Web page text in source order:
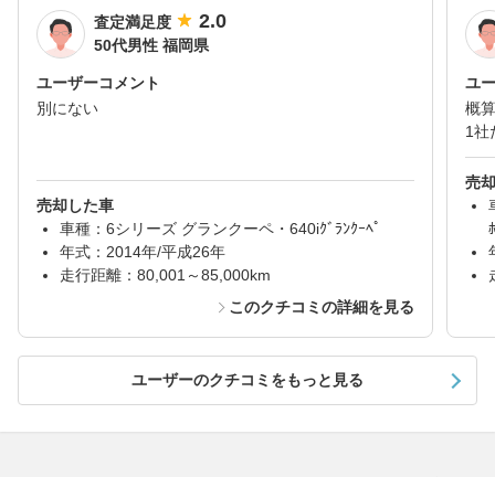
査定満足度
2.0
50代男性 福岡県
ユーザーコメント
別にない
売却した車
車種：6シリーズ グランクーペ・640iｸﾞﾗﾝｸｰﾍﾟ
年式：2014年/平成26年
走行距離：80,001～85,000km
このクチコミの詳細を見る
ユ
概
1社
売
ユーザーのクチコミをもっと見る